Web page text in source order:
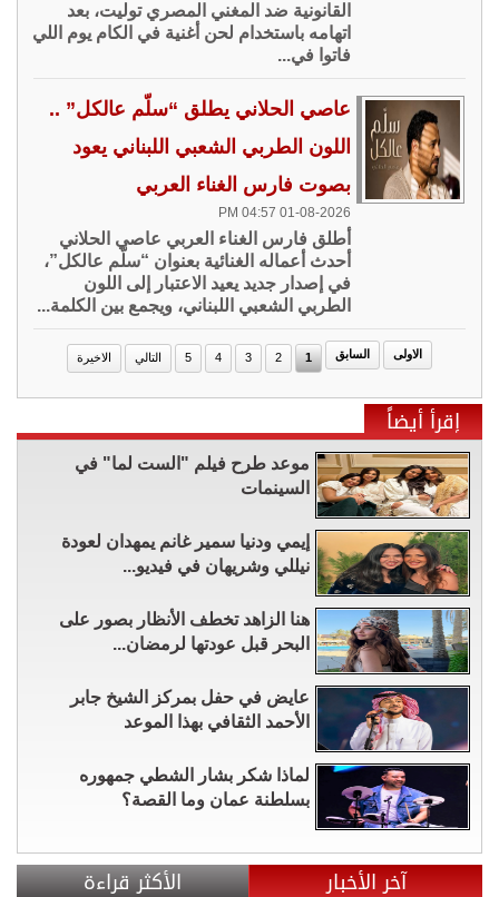
القانونية ضد المغني المصري توليت، بعد
اتهامه باستخدام لحن أغنية في الكام يوم اللي
فاتوا في...
عاصي الحلاني يطلق “سلّم عالكل” ..
اللون الطربي الشعبي اللبناني يعود
بصوت فارس الغناء العربي
01-08-2026 04:57 PM
أطلق فارس الغناء العربي عاصي الحلاني
أحدث أعماله الغنائية بعنوان “سلّم عالكل”،
في إصدار جديد يعيد الاعتبار إلى اللون
الطربي الشعبي اللبناني، ويجمع بين الكلمة...
الاولى السابق 1
2
3
4
5 التالي الاخيرة
إقرأ أيضاً
موعد طرح فيلم "الست لما" في
السينمات
إيمي ودنيا سمير غانم يمهدان لعودة
نيللي وشريهان في فيديو...
هنا الزاهد تخطف الأنظار بصور على
البحر قبل عودتها لرمضان...
عايض في حفل بمركز الشيخ جابر
الأحمد الثقافي بهذا الموعد
لماذا شكر بشار الشطي جمهوره
بسلطنة عمان وما القصة؟
آخر الأخبار الأكثر قراءة